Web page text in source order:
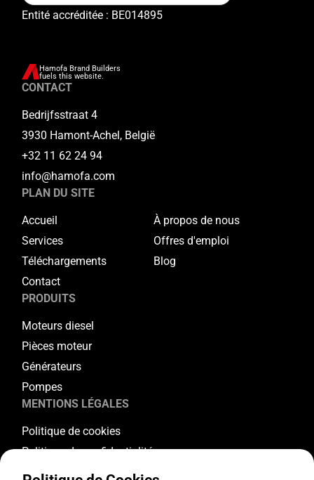
Entité accréditée : BE014895
Hamofa Brand Builders
fuels this website.
CONTACT
Bedrijfsstraat 4
3930 Hamont-Achel, België
+32 11 62 24 94
info@hamofa.com
PLAN DU SITE
Accueil
À propos de nous
Services
Offres d'emploi
Téléchargements
Blog
Contact
PRODUITS
Moteurs diesel
Pièces moteur
Générateurs
Pompes
MENTIONS LÉGALES
Politique de cookies
Politique de confidentialité
Conditions générales